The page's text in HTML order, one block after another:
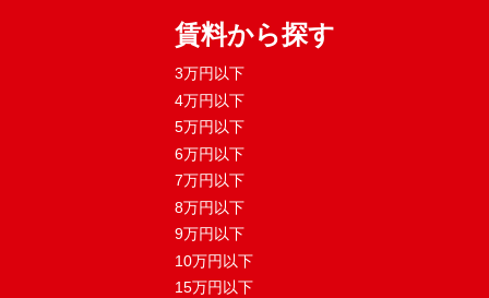
賃料から探す
3万円以下
4万円以下
5万円以下
6万円以下
7万円以下
8万円以下
9万円以下
10万円以下
15万円以下